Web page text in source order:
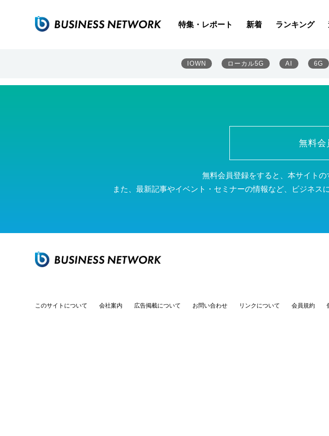
特集・レポート 新着 ランキング
IOWN ローカル5G AI 6G
無料会
無料会員登録をすると、本サイトの
また、最新記事やイベント・セミナーの情報など、ビジネス
このサイトについて 会社案内 広告掲載について お問い合わせ リンクについて 会員規約